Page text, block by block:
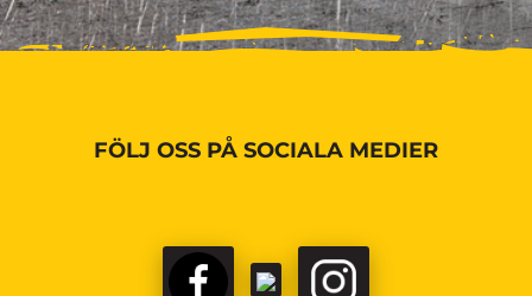
FÖLJ OSS PÅ SOCIALA MEDIER